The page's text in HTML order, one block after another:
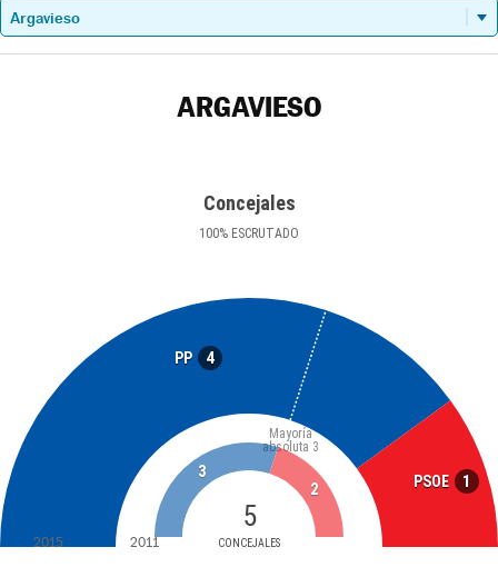
ARGAVIESO
Concejales
100% ESCRUTADO
PP 4
PSOE 1
5
CONCEJALES
Mayoría
absoluta 3
3
2
2015 2011